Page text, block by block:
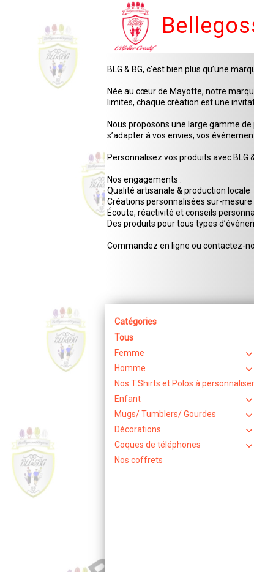
BLG & BG, c’est bien plus qu’une
Née au cœur de Mayotte, notre
limites, chaque création est une
Nous proposons une large gamme
s’adapter à vos envies, vos
Personnalisez vos produits avec BLG
Nos engagements :
Qualité artisanale & production locale
Créations personnalisées sur-mesure
Écoute, réactivité et conseils
Des produits pour tous types
Commandez en ligne ou contactez-
Catégories
Tous
Femme
Homme
Nos T.Shirts et Polos à personnaliser
Enfant
Mugs/ Tumblers/ Gourdes
Décorations
Coques de téléphones
Nos coffrets